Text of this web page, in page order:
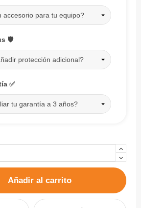
accesorio para tu equipo?
🛡️
protección adicional?
✅
tu garantía a 3 años?
Añadir al carrito